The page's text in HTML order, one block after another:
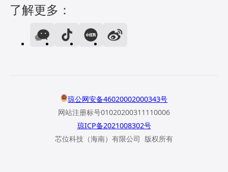
了解更多：
琼公网安备46020002000343号
网站注册标号01020200311110006
琼ICP备2021008302号
芯位科技（海南）有限公司 版权所有